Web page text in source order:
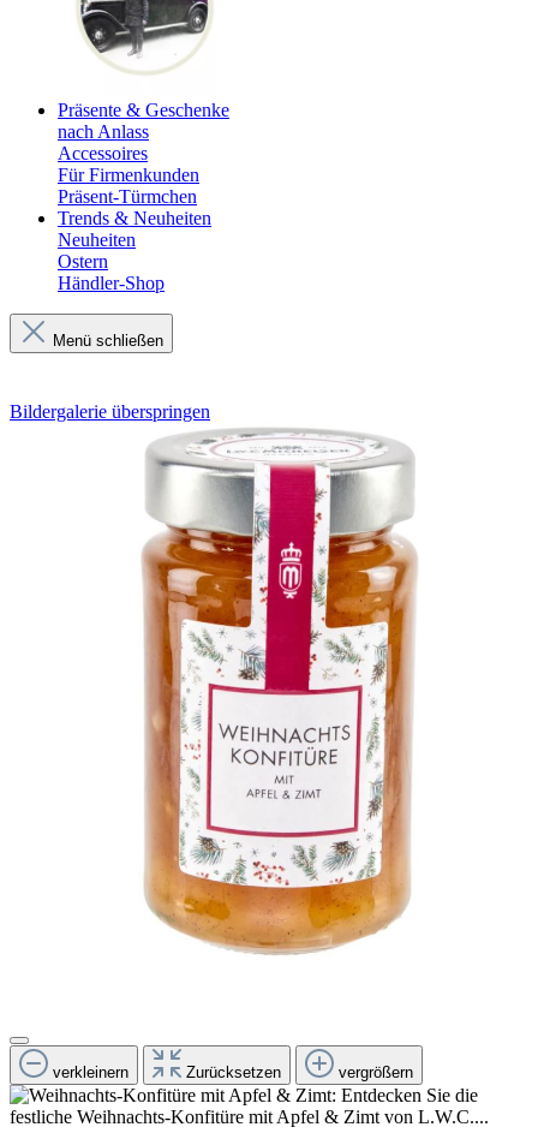
Präsente & Geschenke
nach Anlass
Accessoires
Für Firmenkunden
Präsent-Türmchen
Trends & Neuheiten
Neuheiten
Ostern
Händler-Shop
Menü schließen
Bildergalerie überspringen
verkleinern Zurücksetzen vergrößern